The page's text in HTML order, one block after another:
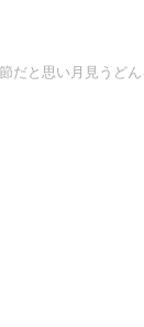
だと思い月見うどん